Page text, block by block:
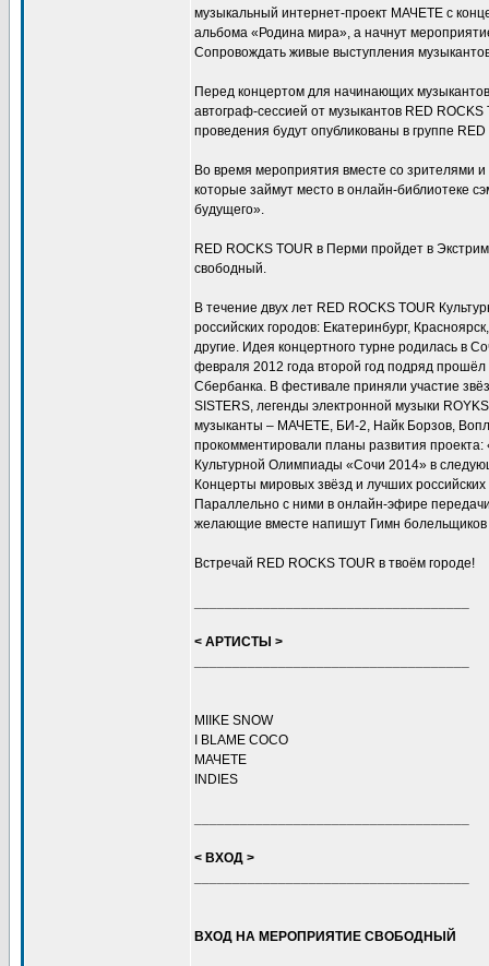
музыкальный интернет-проект МАЧЕТЕ с
альбома «Родина мира», а начнут
Сопровождать живые выступления
Перед концертом для начинающих
автограф-сессией от музыкантов RED
проведения будут опубликованы в группе
Во время мероприятия вместе со зрителями
которые займут место в онлайн-библиотеке
будущего».
RED ROCKS TOUR в Перми пройдет в
свободный.
В течение двух лет RED ROCKS TOUR
российских городов: Екатеринбург,
другие. Идея концертного турне родилась в
февраля 2012 года второй год подряд
Сбербанка. В фестивале приняли участие
SISTERS, легенды электронной музыки
музыканты – МАЧЕТЕ, БИ-2, Найк Борзов,
прокомментировали планы развития
Культурной Олимпиады «Сочи 2014» в
Концерты мировых звёзд и лучших
Параллельно с ними в онлайн-эфире
желающие вместе напишут Гимн
Встречай RED ROCKS TOUR в твоём городе!
< АРТИСТЫ >
MIIKE SNOW
I BLAME COCO
МАЧЕТЕ
INDIES
< ВХОД >
ВХОД НА МЕРОПРИЯТИЕ СВОБОДНЫЙ